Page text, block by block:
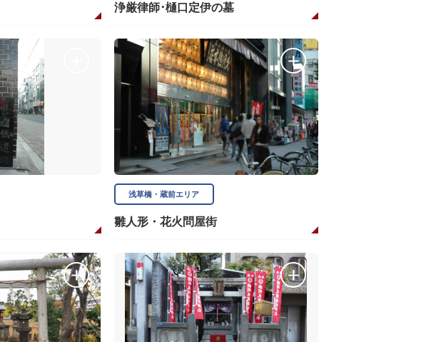
浄厳律師･樋口定伊の墓
浅草橋・蔵前エリア
雛人形・花火問屋街